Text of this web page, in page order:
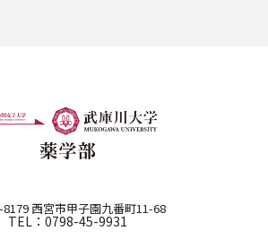
8179 西宮市甲子園九番町11-68
TEL：0798-45-9931